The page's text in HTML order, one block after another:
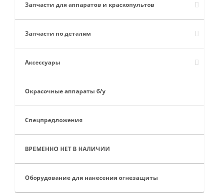
Запчасти для аппаратов и краскопультов
Запчасти по деталям
Аксессуары
Окрасочные аппараты б/у
Спецпредложения
ВРЕМЕННО НЕТ В НАЛИЧИИ
Оборудование для нанесения огнезащиты